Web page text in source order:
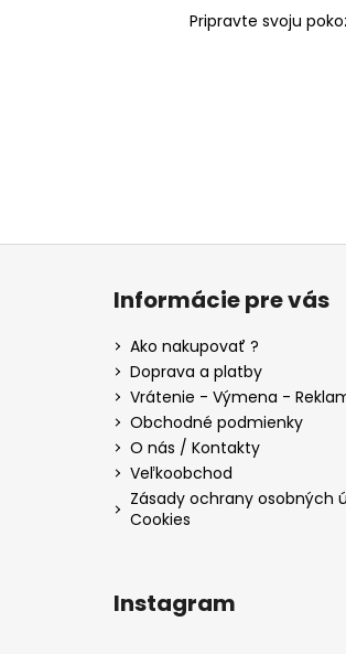
Pripravte svoju
Z
Informácie pre vás
Ako nakupovať ?
Doprava a platby
Vrátenie - Výmena -
Obchodné podmienky
O nás / Kontakty
Veľkoobchod
Zásady ochrany osobných
Cookies
Instagram